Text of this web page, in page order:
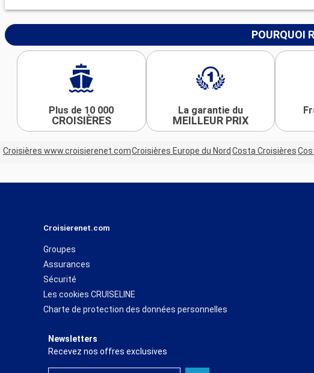
POURQUOI
Plus de 10 000
CROISIÈRES
La garantie du
MEILLEUR PRIX
Croisières www.croisierenet.comCroisières Europe du Nord Costa Croisières
Croisierenet.com
Groupes
Assurances
Sécurité
Les cookies CRUISELINE
Charte de protection des données personnelles
Newsletters
Recevez nos offres exclusives